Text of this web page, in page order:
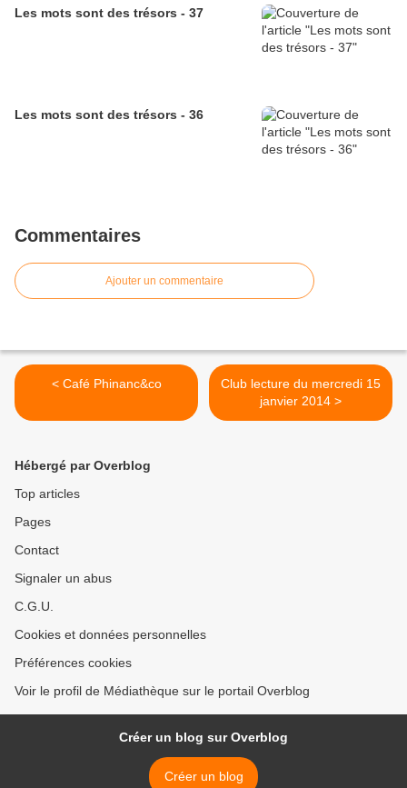
Les mots sont des trésors - 37
Les mots sont des trésors - 36
Commentaires
Ajouter un commentaire
< Café Phinanc&co
Club lecture du mercredi 15
janvier 2014 >
Hébergé par Overblog
Top articles
Pages
Contact
Signaler un abus
C.G.U.
Cookies et données personnelles
Préférences cookies
Voir le profil de Médiathèque sur le portail Overblog
Créer un blog sur Overblog
Créer un blog